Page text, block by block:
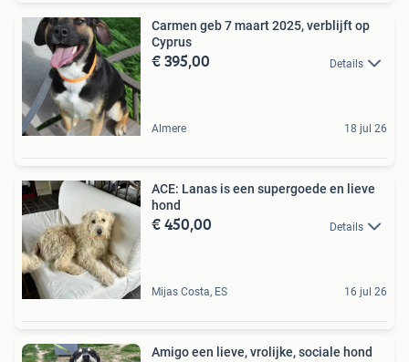
Carmen geb 7 maart 2025, verblijft op
Cyprus
€ 395,00 Details
Almere 18 jul 26
ACE: Lanas is een supergoede en lieve
hond
€ 450,00 Details
Mijas Costa, ES 16 jul 26
Amigo een lieve, vrolijke, sociale hond